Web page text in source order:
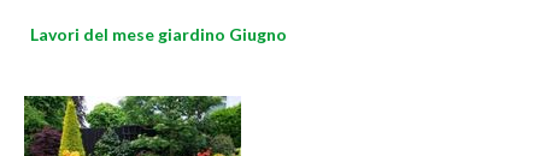
Lavori del mese giardino Giugno